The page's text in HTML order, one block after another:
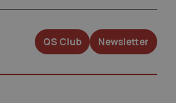
QS Club Newsletter